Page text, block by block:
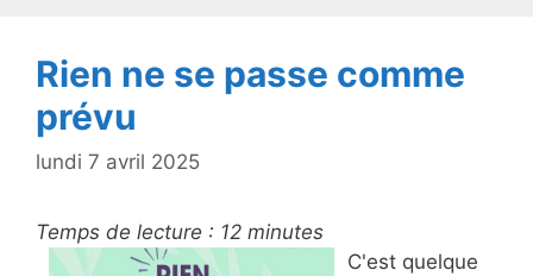
Rien ne se passe comme
prévu
lundi 7 avril 2025
Temps de lecture : 12 minutes
C'est quelque